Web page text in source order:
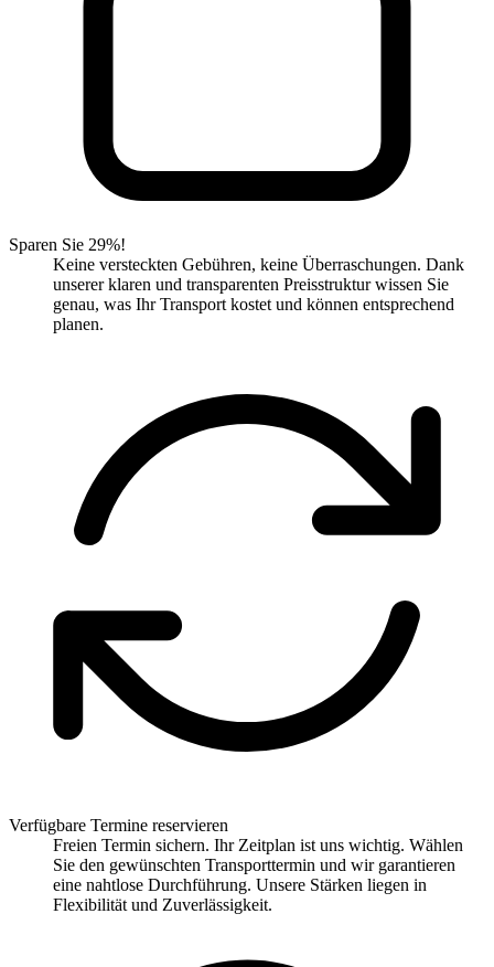
Sparen Sie 29%!
Keine versteckten Gebühren, keine Überraschungen. Dank
unserer klaren und transparenten Preisstruktur wissen Sie
genau, was Ihr Transport kostet und können entsprechend
planen.
Verfügbare Termine reservieren
Freien Termin sichern. Ihr Zeitplan ist uns wichtig. Wählen
Sie den gewünschten Transporttermin und wir garantieren
eine nahtlose Durchführung. Unsere Stärken liegen in
Flexibilität und Zuverlässigkeit.